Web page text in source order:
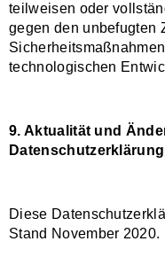
teilweisen oder
gegen den unbefugten
technologischen
9. Aktualität und
Datenschutzerklärung
Diese
Stand November 2020.